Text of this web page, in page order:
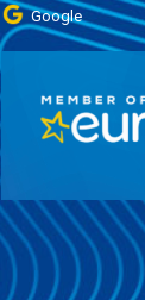
Google